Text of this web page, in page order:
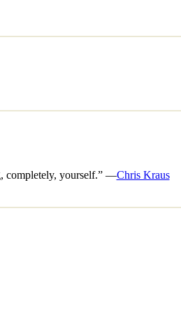
completely, yourself.” —Chris Kraus